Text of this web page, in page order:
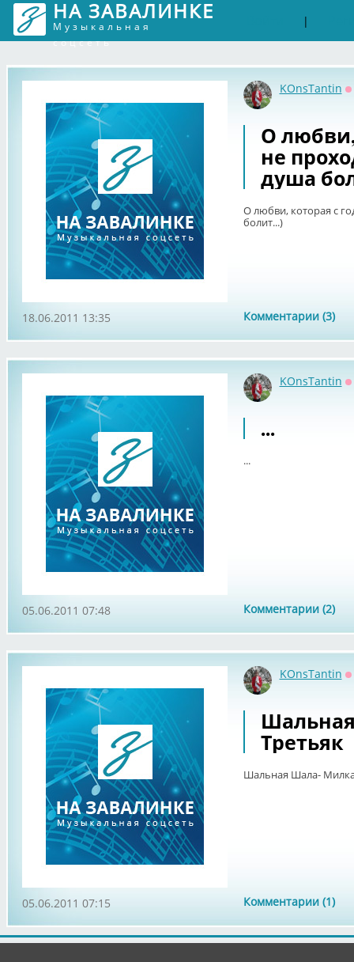
НА ЗАВАЛИНКЕ
Музыкальная
соцсеть
|
KOnsTantin
О
не
душа
О любви, которая с
болит...)
Комментарии (3)
18.06.2011 13:35
KOnsTantin
...
...
Комментарии (2)
05.06.2011 07:48
KOnsTantin
Третьяк
Шальная Шала-
Комментарии (1)
05.06.2011 07:15